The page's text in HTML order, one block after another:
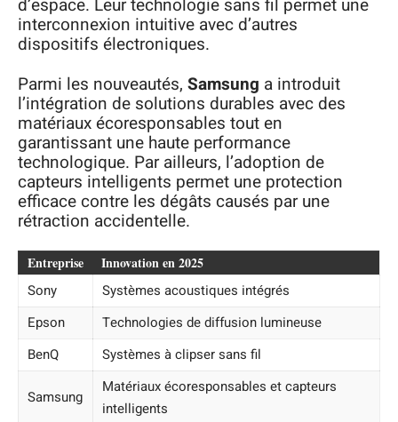
d’espace. Leur technologie sans fil permet une
interconnexion intuitive avec d’autres
dispositifs électroniques.
Parmi les nouveautés, Samsung a introduit
l’intégration de solutions durables avec des
matériaux écoresponsables tout en
garantissant une haute performance
technologique. Par ailleurs, l’adoption de
capteurs intelligents permet une protection
efficace contre les dégâts causés par une
rétraction accidentelle.
Entreprise Innovation en 2025
Sony
Systèmes acoustiques intégrés
Epson
Technologies de diffusion lumineuse
BenQ
Systèmes à clipser sans fil
Samsung
Matériaux écoresponsables et capteurs
intelligents